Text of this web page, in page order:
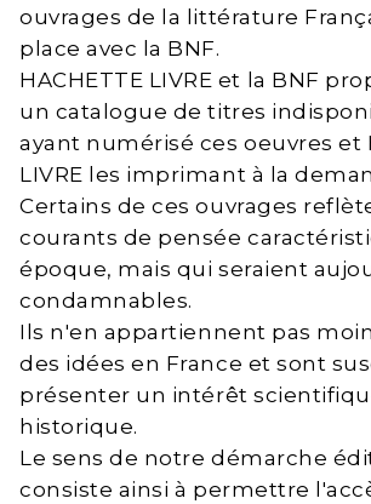
ouvrages de la littérature
place avec la BNF.
HACHETTE LIVRE et la BNF
un catalogue de titres
ayant numérisé ces oeuvres et
LIVRE les imprimant à la
Certains de ces ouvrages
courants de pensée
époque, mais qui seraient
condamnables.
Ils n'en appartiennent pas
des idées en France et sont
présenter un intérêt
historique.
Le sens de notre démarche
consiste ainsi à permettre